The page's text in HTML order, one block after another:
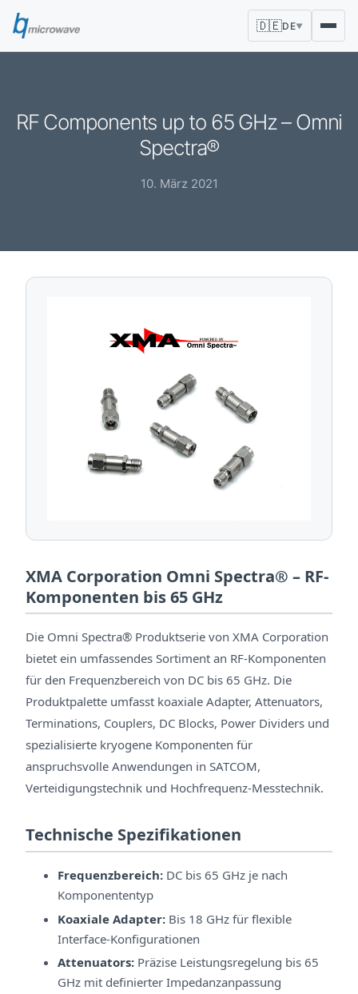
🇩🇪DE▼
RF Components up to 65 GHz – Omni
Spectra®
10. März 2021
XMA Corporation Omni Spectra® – RF-
Komponenten bis 65 GHz
Die Omni Spectra® Produktserie von XMA Corporation
bietet ein umfassendes Sortiment an RF-Komponenten
für den Frequenzbereich von DC bis 65 GHz. Die
Produktpalette umfasst koaxiale Adapter, Attenuators,
Terminations, Couplers, DC Blocks, Power Dividers und
spezialisierte kryogene Komponenten für
anspruchsvolle Anwendungen in SATCOM,
Verteidigungstechnik und Hochfrequenz-Messtechnik.
Technische Spezifikationen
Frequenzbereich: DC bis 65 GHz je nach
Komponententyp
Koaxiale Adapter: Bis 18 GHz für flexible
Interface-Konfigurationen
Attenuators: Präzise Leistungsregelung bis 65
GHz mit definierter Impedanzanpassung